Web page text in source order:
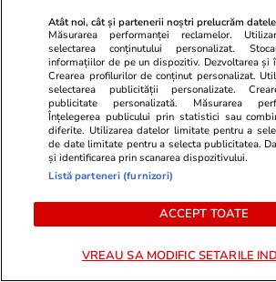
Libertateapentrufemei.ro
Atenție! Poți primi bani de la
dacă-ți îngrijești părinții, bunicii
Acum s-a decis! Cum trebuie să
Atât noi, cât și partenerii noștri prelucrăm
Măsurarea performanței reclamelor.
selectarea conținutului personalizat.
informațiilor de pe un dispozitiv. Dezvoltarea și
Crearea profilurilor de conținut personalizat.
selectarea publicității personalizate.
publicitate personalizată. Măsurarea
Înțelegerea publicului prin statistici sau
diferite. Utilizarea datelor limitate pentru a
de date limitate pentru a selecta publicitatea.
și identificarea prin scanarea dispozitivului.
Listă parteneri (furnizori)
ACCEPT TOATE
VREAU SA MODIFIC SETARILE